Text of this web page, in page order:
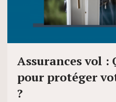
Assurances vol :
pour protéger
?